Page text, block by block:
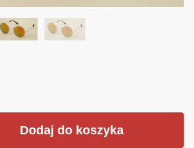
Dodaj do koszyka